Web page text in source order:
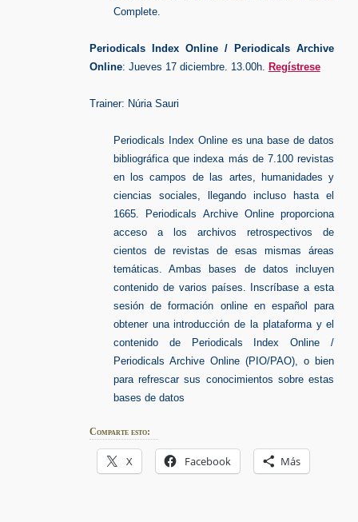
Complete.
Periodicals Index Online / Periodicals Archive
Online: Jueves 17 diciembre. 13.00h. Regístrese
Trainer: Núria Sauri
Periodicals Index Online es una base de datos
bibliográfica que indexa más de 7.100 revistas
en los campos de las artes, humanidades y
ciencias sociales, llegando incluso hasta el
1665. Periodicals Archive Online proporciona
acceso a los archivos retrospectivos de
cientos de revistas de esas mismas áreas
temáticas. Ambas bases de datos incluyen
contenido de varios países. Inscríbase a esta
sesión de formación online en español para
obtener una introducción de la plataforma y el
contenido de Periodicals Index Online /
Periodicals Archive Online (PIO/PAO), o bien
para refrescar sus conocimientos sobre estas
bases de datos
Comparte esto:
X Facebook Más